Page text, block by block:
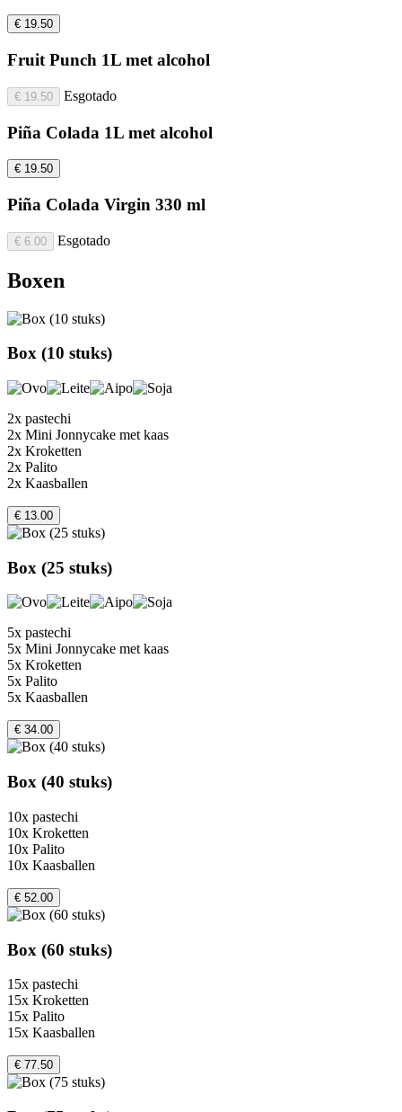
€ 19.50
Fruit Punch 1L met alcohol
€ 19.50 Esgotado
Piña Colada 1L met alcohol
€ 19.50
Piña Colada Virgin 330 ml
€ 6.00 Esgotado
Boxen
Box (10 stuks)
2x pastechi
2x Mini Jonnycake met kaas
2x Kroketten
2x Palito
2x Kaasballen
€ 13.00
Box (25 stuks)
5x pastechi
5x Mini Jonnycake met kaas
5x Kroketten
5x Palito
5x Kaasballen
€ 34.00
Box (40 stuks)
10x pastechi
10x Kroketten
10x Palito
10x Kaasballen
€ 52.00
Box (60 stuks)
15x pastechi
15x Kroketten
15x Palito
15x Kaasballen
€ 77.50